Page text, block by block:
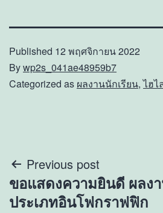
Published 12 พฤศจิกายน 2022
Bywp2s_041ae48959b7
Categorized as ผลงานนักเรียน,ไฮไ
แนะแนว
เรื่อง
Previous post
ขอแสดงความยินดี ผลง
ประเภทอินโฟกราฟฟิก